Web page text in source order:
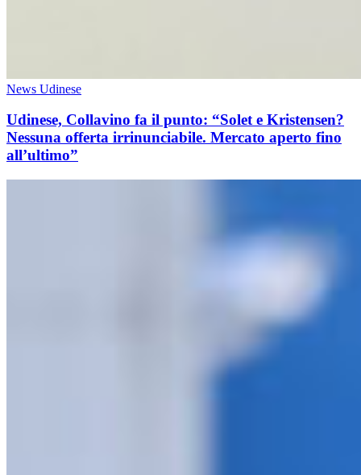
News Udinese
Udinese, Collavino fa il punto: “Solet e Kristensen?
Nessuna offerta irrinunciabile. Mercato aperto fino
all’ultimo”